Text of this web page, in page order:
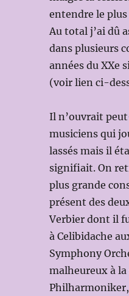
entendre le
Au total j’ai dû
dans plusieurs
années du XXe
(voir lien ci-
Il n’ouvrait
musiciens qui
lassés mais il
signifiait. On
plus grande
présent des
Verbier dont il
à Celibidache
Symphony
malheureux à la
Philharmoniker,